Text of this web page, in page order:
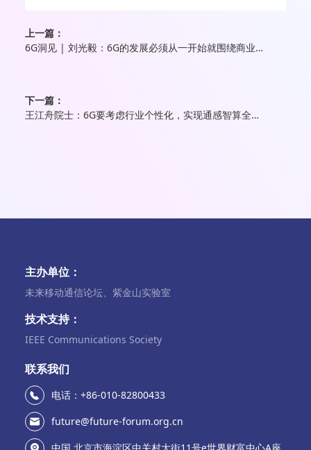
上一篇：
6G洞见 | 刘光毅：6G的发展必须从一开始就围绕商业闭环进行
下一篇：
王江舟院士：6G要考虑行业个性化，实现通感智算全要素融合
主办单位：
未来移动通信论坛、紫金山实验室
技术支持：
IEEE Communications Society
联系我们
电话：+86-010-82800433
future@future-forum.org.cn